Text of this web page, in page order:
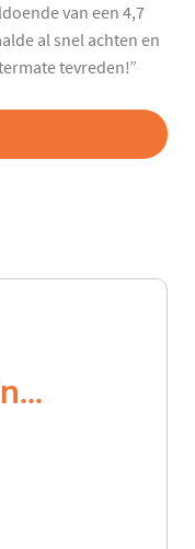
van een 4,7
al snel achten en
tevreden!”